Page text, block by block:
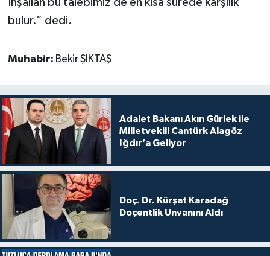
bulur.” dedi.
Muhabir: Bekir ŞIKTAŞ
Adalet Bakanı Akın Gürlek ile
Milletvekili Cantürk Alagöz
Iğdır’a Geliyor
Doç. Dr. Kürşat Karadağ
Doçentlik Unvanını Aldı